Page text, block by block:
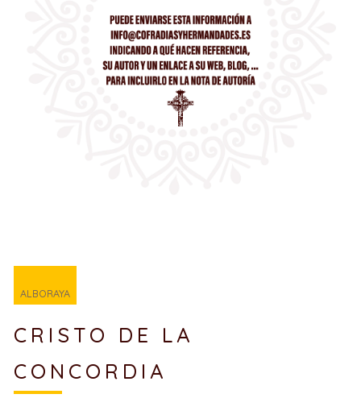
ALBORAYA
CRISTO DE LA
CONCORDIA